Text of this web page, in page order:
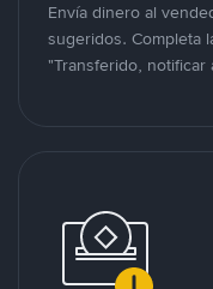
Envía dinero al
sugeridos. Completa
"Transferido, notificar